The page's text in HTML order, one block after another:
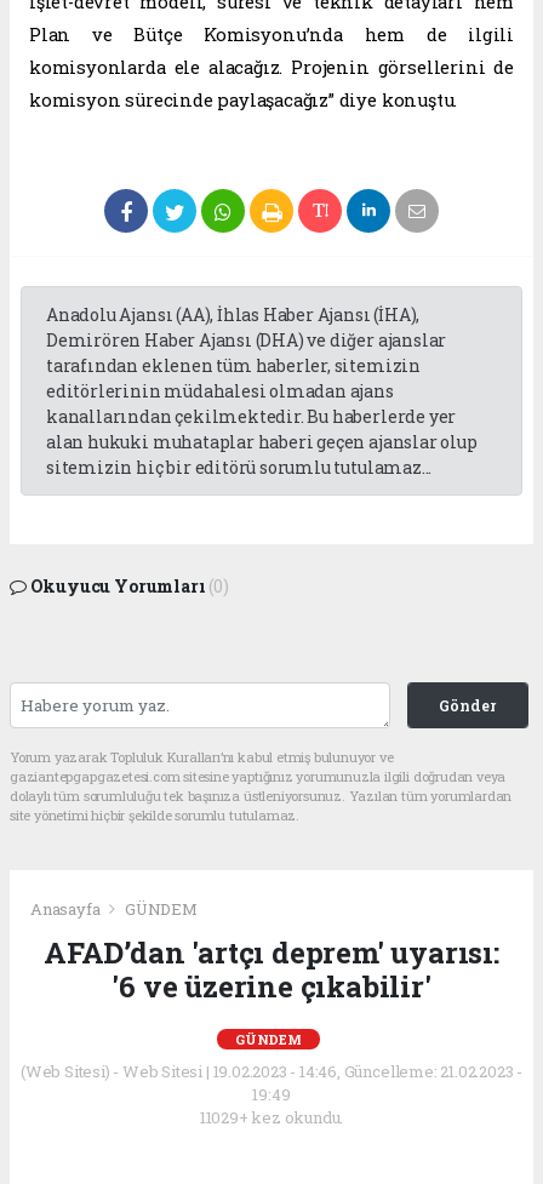
Plan ve Bütçe Komisyonu’nda hem de ilgili
komisyonlarda ele alacağız. Projenin görsellerini de
komisyon sürecinde paylaşacağız” diye konuştu.
Anadolu Ajansı (AA), İhlas Haber Ajansı (İHA),
Demirören Haber Ajansı (DHA) ve diğer ajanslar
tarafından eklenen tüm haberler, sitemizin
editörlerinin müdahalesi olmadan ajans
kanallarından çekilmektedir. Bu haberlerde yer
alan hukuki muhataplar haberi geçen ajanslar olup
sitemizin hiç bir editörü sorumlu tutulamaz...
Okuyucu Yorumları (0)
Gönder
Yorum yazarak Topluluk Kuralları’nı kabul etmiş bulunuyor ve
gaziantepgapgazetesi.com sitesine yaptığınız yorumunuzla ilgili doğrudan veya
dolaylı tüm sorumluluğu tek başınıza üstleniyorsunuz. Yazılan tüm yorumlardan
site yönetimi hiçbir şekilde sorumlu tutulamaz.
Anasayfa GÜNDEM
AFAD’dan 'artçı deprem' uyarısı:
'6 ve üzerine çıkabilir'
GÜNDEM
(Web Sitesi) - Web Sitesi | 19.02.2023 - 14:46, Güncelleme: 21.02.2023 -
19:49
11029+ kez okundu.